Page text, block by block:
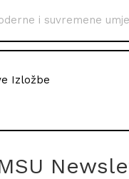
i suvremene
Izložbe